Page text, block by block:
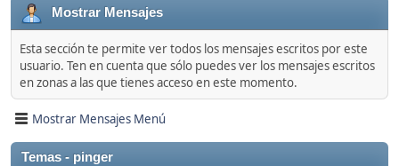
Mostrar Mensajes
Esta sección te permite ver todos los mensajes escritos por este
usuario. Ten en cuenta que sólo puedes ver los mensajes escritos
en zonas a las que tienes acceso en este momento.
Mostrar Mensajes Menú
Temas - pinger